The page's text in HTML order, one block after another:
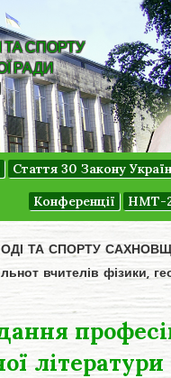
ТА СПОРТУ
РАДИ
Стаття 30 Закону
Конференції
НМТ-
ТА СПОРТУ
вчителів фізики,